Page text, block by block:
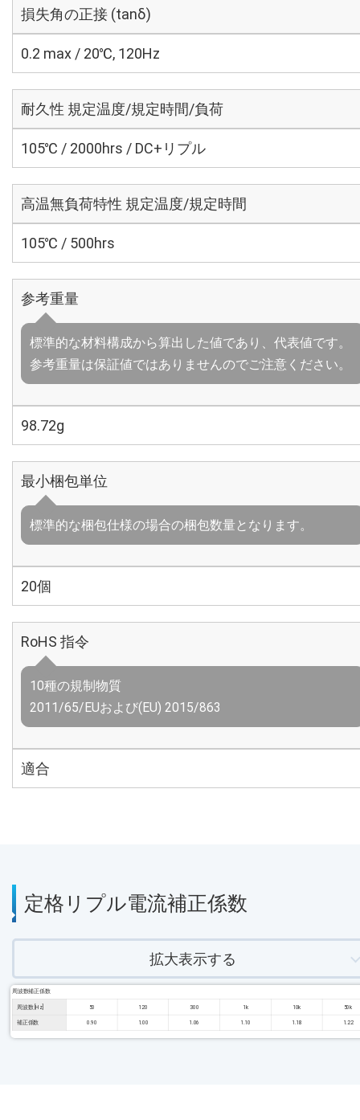
損失角の正接 (tanδ)
0.2 max / 20℃, 120Hz
耐久性 規定温度/規定時間/負荷
105℃ / 2000hrs / DC+リプル
高温無負荷特性 規定温度/規定時間
105℃ / 500hrs
参考重量
標準的な材料構成から算出した値であり、代表値です。
参考重量は保証値ではありませんのでご注意ください。
98.72g
最小梱包単位
標準的な梱包仕様の場合の梱包数量となります。
20個
RoHS 指令
10種の規制物質
2011/65/EUおよび(EU) 2015/863
適合
定格リプル電流補正係数
拡大表示する
周波数補正係数
周波数 [Hz] 50 120 300 1k 10k 50k
補正係数 0.90 1.00 1.06 1.10 1.18 1.22